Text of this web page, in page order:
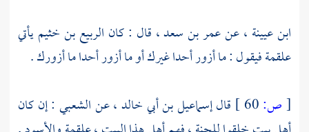
ابن عيينة ، عنعمر بن سعد، قال : كان الربيع بن خثيميأتي
علقمةفيقول : ما أزور أحدا غيرك أو ما أزور أحدا ما أزورك .
[ص: قالإسماعيل بن أبي خالد، عنالشعبي : إن كان